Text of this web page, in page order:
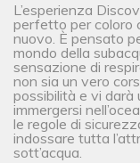
L’esperienza
perfetto per coloro
nuovo. È pensato
mondo della
sensazione di
non sia un vero
possibilità e vi
immergersi
le regole di
indossare tutta
sott’acqua.